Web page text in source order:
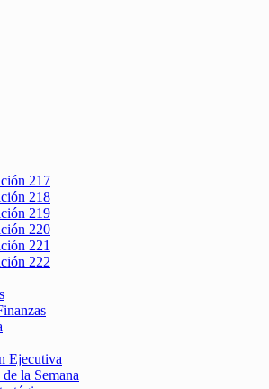
217
218
219
220
221
222
Ejecutiva
la Semana